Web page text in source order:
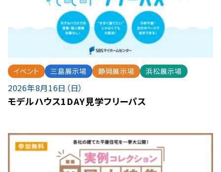
イベント 三島展示場 静岡展示場 浜松展示場
2026年8月16日（日）
モデルハウス1DAY見学フリーパス